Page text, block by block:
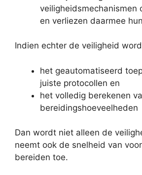
veiligheidsmechanismen
en verliezen daarmee
Indien echter de veiligheid
het geautomatiseerd
juiste protocollen en
het volledig berekenen
bereidingshoeveelheden
Dan wordt niet alleen de
neemt ook de snelheid van
bereiden toe.